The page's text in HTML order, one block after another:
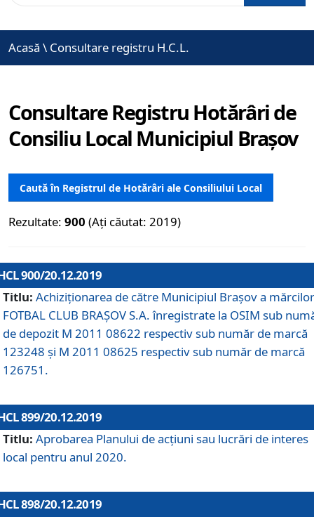
Acasă \ Consultare registru H.C.L.
Consultare Registru Hotărâri de
Consiliu Local Municipiul Brașov
Caută în Registrul de Hotărâri ale Consiliului Local
Rezultate: 900 (Ați căutat: 2019)
900/20.12.2019
Titlu: Achiziționarea de către Municipiul Brașov a mărcilor
FOTBAL CLUB BRAȘOV S.A. înregistrate la OSIM sub
de depozit M 2011 08622 respectiv sub număr de marcă
123248 și M 2011 08625 respectiv sub număr de marcă
126751.
899/20.12.2019
Titlu: Aprobarea Planului de acţiuni sau lucrări de interes
local pentru anul 2020.
898/20.12.2019